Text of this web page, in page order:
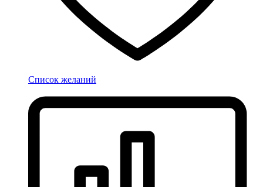
Список желаний